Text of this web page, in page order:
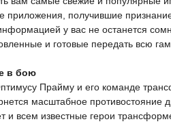
приложения, получившие
у вас не останется
и готовые передать всю
в бою
Прайму и его команде
масштабное
и всем известные герои